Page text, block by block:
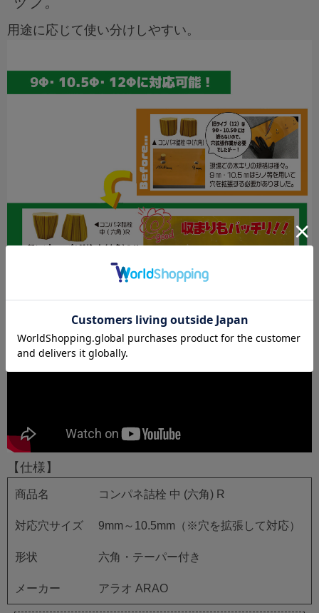
用途に応じて使い分けしやすい。
【仕様】
商品名 コンパネ詰栓 中 (六角) R
対応穴サイズ 9mm～10.5mm（※穴を拡張して対応）
形状 六角・テーパー付き
メーカー アラオ ARAO